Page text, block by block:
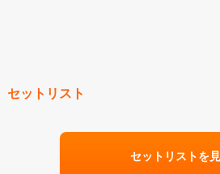
セットリスト
セットリストを